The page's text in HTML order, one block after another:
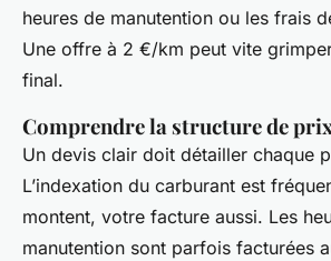
heures de manutention ou les frais
Une offre à 2 €/km peut vite
final.
Comprendre la structure de prix
Un devis clair doit détailler chaque
L’indexation du carburant est
montent, votre facture aussi. Les
manutention sont parfois facturées